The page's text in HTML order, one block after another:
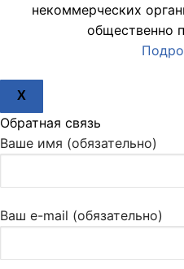
некоммерческих
общественно
X
Обратная связь
Ваше имя (обязательно)
Ваш e-mail (обязательно)